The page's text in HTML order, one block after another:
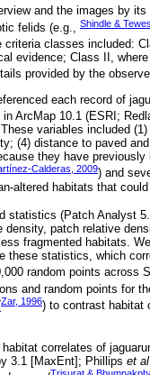
and the images by
felids (e.g., Shindle &
criteria classes included:
evidence; Class II,
provided by the
each record of
in ArcMap 10.1 (ESRI;
variables included
(4) distance to paved
they have
Calderas, 2009) and
altered habitats that
statistics (Patch Analyst
patch relative
fragmented habitats.
these statistics, which
random points across
and random points for
Zar, 1996) to contrast habitat
correlates of
3.1 [MaxEnt]; Phillips et al